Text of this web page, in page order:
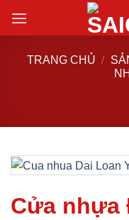
đến
TRANG CHỦ /
Cửa nhựa